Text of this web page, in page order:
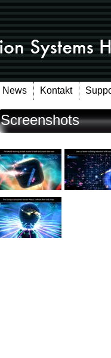
News Kontakt
Screenshots